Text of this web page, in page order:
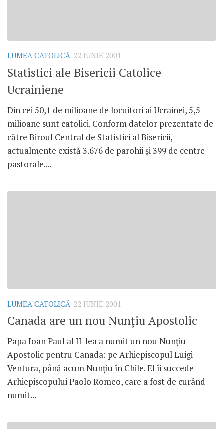
LUMEA CATOLICĂ 22 IUNIE 2001
Statistici ale Bisericii Catolice
Ucrainiene
Din cei 50,1 de milioane de locuitori ai Ucrainei, 5,5
milioane sunt catolici. Conform datelor prezentate de
către Biroul Central de Statistici al Bisericii,
actualmente există 3.676 de parohii şi 399 de centre
pastorale....
LUMEA CATOLICĂ 22 IUNIE 2001
Canada are un nou Nunţiu Apostolic
Papa Ioan Paul al II-lea a numit un nou Nunţiu
Apostolic pentru Canada: pe Arhiepiscopul Luigi
Ventura, până acum Nunţiu în Chile. El îi succede
Arhiepiscopului Paolo Romeo, care a fost de curând
numit...